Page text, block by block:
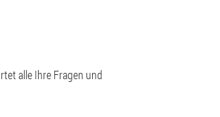
alle Ihre Fragen und